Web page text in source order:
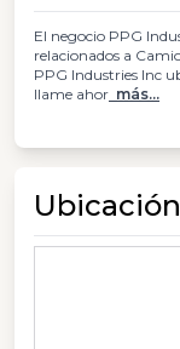
El negocio PPG
relacionados a
PPG Industries Inc
llame ahor más...
Ubicación